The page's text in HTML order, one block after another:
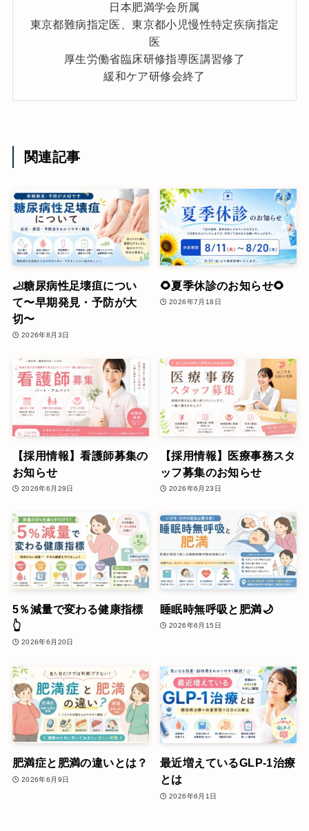
日本肥満学会所属
東京都難病指定医、東京都小児慢性特定疾病指定
医
厚生労働省臨床研修指導医講習修了
緩和ケア研修会終了
関連記事
🦶糖尿病性足壊疽につい
て〜早期発見・予防が大
切〜
2026年8月3日
🌻夏季休診のお知らせ🌻
2026年7月18日
【採用情報】看護師募集の
お知らせ
2026年6月29日
【採用情報】医療事務スタ
ッフ募集のお知らせ
2026年6月23日
5％減量で変わる健康指標
👆
2026年6月20日
睡眠時無呼吸と肥満🌙
2026年6月15日
肥満症と肥満の違いとは？
2026年6月9日
最近増えているGLP-1治療
とは
2026年6月1日